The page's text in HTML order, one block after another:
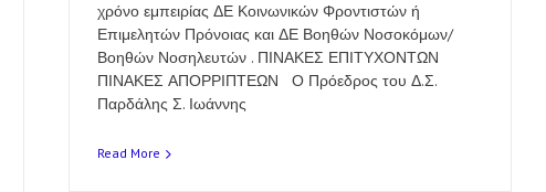
χρόνο εμπειρίας ΔΕ Κοινωνικών Φροντιστών ή
Επιμελητών Πρόνοιας και ΔΕ Βοηθών Νοσοκόμων/
Βοηθών Νοσηλευτών . ΠΙΝΑΚΕΣ ΕΠΙΤΥΧΟΝΤΩΝ
ΠΙΝΑΚΕΣ ΑΠΟΡΡΙΠΤΕΩΝ Ο Πρόεδρος του Δ.Σ.
Παρδάλης Σ. Ιωάννης
Read More